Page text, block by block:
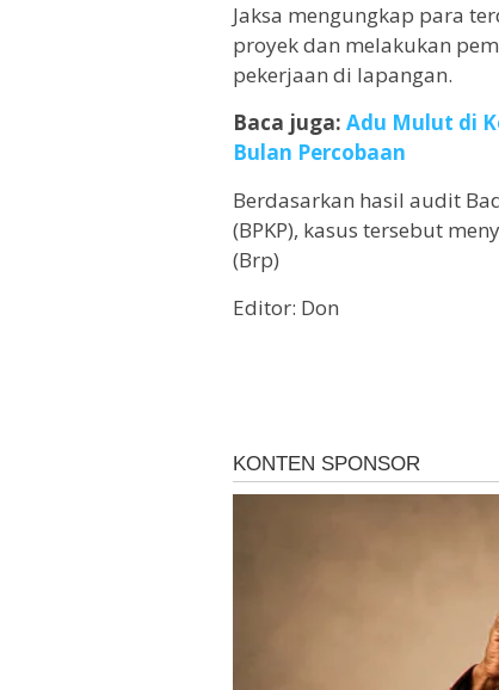
Jaksa mengungkap para
proyek dan melakukan
pekerjaan di lapangan.
Baca juga: Adu Mulut di
Bulan Percobaan
Berdasarkan hasil audit
(BPKP), kasus tersebut
(Brp)
Editor: Don